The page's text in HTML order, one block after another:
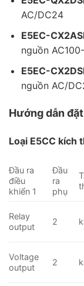
AC/DC24
E5EC-
nguồn
E5EC-
nguồn AC/
Hướng dẫn
Loại E5CC
Đầu ra
điều
khiển 1
Đầu
ra
phụ
Relay
output
2
Voltage
output
2